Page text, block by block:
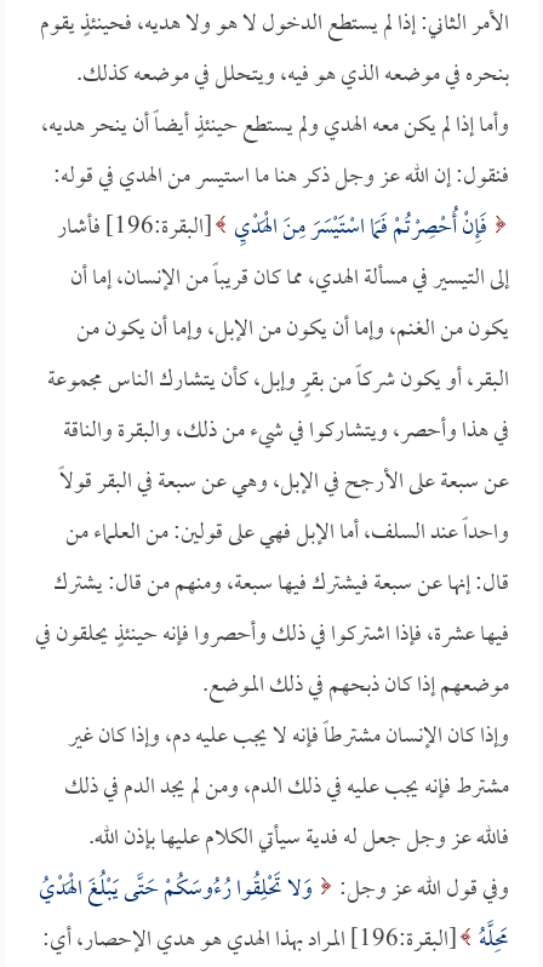
الأمر الثاني: إذا لم يستطع الدخول لا هو ولا هديه، فحينئذٍ يقوم
بنحره في موضعه الذي هو فيه، ويتحلل في موضعه كذلك.
وأما إذا لم يكن معه الهدي ولم يستطع حينئذٍ أيضاً أن ينحر هديه،
فنقول: إن الله عز وجل ذكر هنا ما استيسر من الهدي في قوله:
فَإِنْ أُحْصِرْتُمْ فَمَا اسْتَيْسَرَ مِنَ الْهَدْيِ
[البقرة:196] فأشار
إلى التيسير في مسألة الهدي، مما كان قريباً من الإنسان، إما أن
يكون من الغنم، وإما أن يكون من الإبل، وإما أن يكون من
البقر، أو يكون شركاً من بقرٍ وإبل، كأن يتشارك الناس مجموعة
في هذا وأحصر، ويتشاركوا في شيء من ذلك، والبقرة والناقة
عن سبعة على الأرجح في الإبل، وهي عن سبعة في البقر قولاً
واحداً عند السلف، أما الإبل فهي على قولين: من العلماء من
قال: إنها عن سبعة فيشترك فيها سبعة، ومنهم من قال: يشترك
فيها عشرة، فإذا اشتركوا في ذلك وأحصروا فإنه حينئذٍ يحلقون في
موضعهم إذا كان ذبحهم في ذلك الموضع.
وإذا كان الإنسان مشترطاً فإنه لا يجب عليه دم، وإذا كان غير
مشترط فإنه يجب عليه في ذلك الدم، ومن لم يجد الدم في ذلك
فالله عز وجل جعل له فدية سيأتي الكلام عليها بإذن الله.
وفي قول الله عز وجل:
وَلا تَحْلِقُوا رُءُوسَكُمْ حَتَّى يَبْلُغَ الْهَدْيُ
مَحِلَّهُ
[البقرة:196] المراد بهذا الهدي هو هدي الإحصار، أي: